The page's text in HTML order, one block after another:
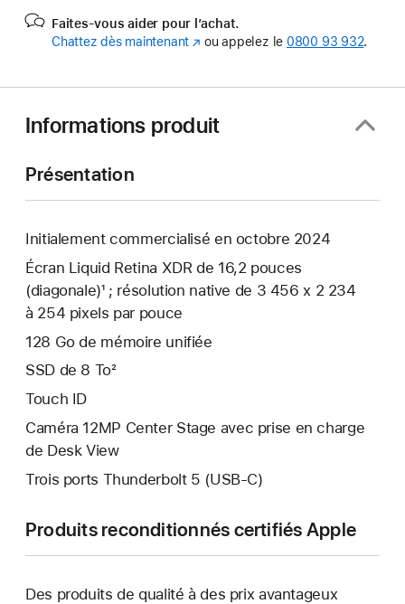
Faites-vous aider pour l’achat.
Chattez dès maintenant (s’ouvre
ou appelez le 0800 93 932.
Informations produit
Présentation
Initialement commercialisé en octobre 2024
Écran Liquid Retina XDR de 16,2 pouces
(diagonale)¹ ; résolution native de 3 456 x 2 234
à 254 pixels par pouce
128 Go de mémoire unifiée
SSD de 8 To²
Touch ID
Caméra 12MP Center Stage avec prise en charge
de Desk View
Trois ports Thunderbolt 5 (USB‑C)
Produits reconditionnés certifiés Apple
Des produits de qualité à des prix avantageux